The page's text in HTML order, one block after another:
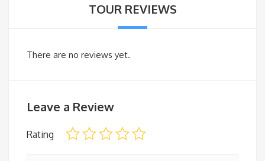
TOUR REVIEWS
There are no reviews yet.
Leave a Review
Rating